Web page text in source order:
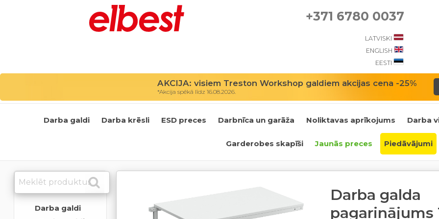
+371 6780 0037
LATVISKI
ENGLISH
EESTI
AKCIJA: visiem Treston Workshop galdiem akcijas cena -25%
*Akcija spēkā līdz 16.08.2026.
Darba galdi Darba krēsli ESD preces Darbnīca un garāža Noliktavas aprīkojums Darba
Garderobes skapīši Jaunās preces Piedāvājumi
Darba galdi
Darba galda
pagarinājums